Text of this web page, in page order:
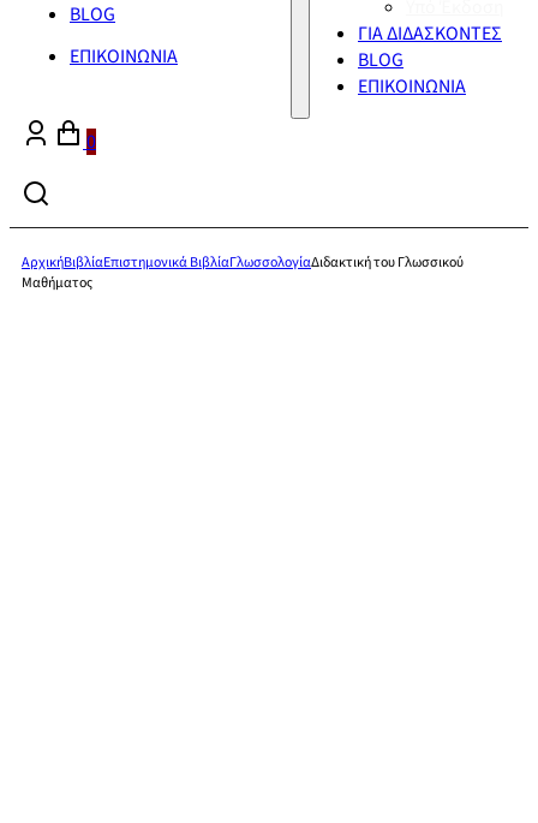
BLOG
ΕΠΙΚΟΙΝΩΝΙΑ
ΓΙΑ ΔΙΔΑΣΚΟΝΤΕΣ
BLOG
ΕΠΙΚΟΙΝΩΝΙΑ
0
ΑρχικήΒιβλίαΕπιστημονικά ΒιβλίαΓλωσσολογίαΔιδακτική του Γλωσσικού
Μαθήματος